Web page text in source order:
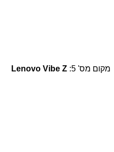
מקום מס' 5: Lenovo Vibe Z